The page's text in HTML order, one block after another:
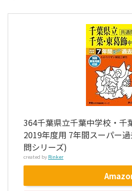
364千葉県立千葉中学校・千
2019年度用 7年間スーパー
問シリーズ)
created by Rinker